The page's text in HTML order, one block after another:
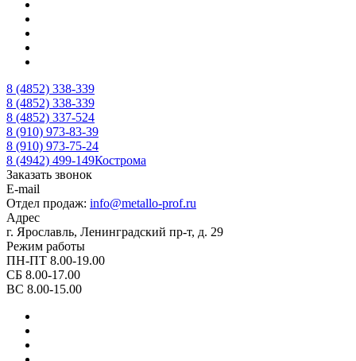
8 (4852) 338-339
8 (4852) 338-339
8 (4852) 337-524
8 (910) 973-83-39
8 (910) 973-75-24
8 (4942) 499-149Кострома
Заказать звонок
E-mail
Отдел продаж: info@metallo-prof.ru
Адрес
г. Ярославль, Ленинградский пр-т, д. 29
Режим работы
ПН-ПТ 8.00-19.00
СБ 8.00-17.00
ВС 8.00-15.00